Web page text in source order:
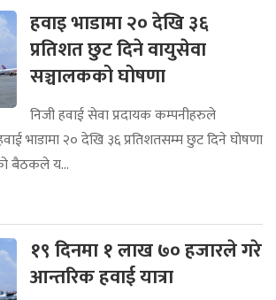
हवाइ भाडामा २० देखि ३६
प्रतिशत छुट दिने वायुसेवा
सञ्चालकको घोषणा
निजी हवाई सेवा प्रदायक कम्पनीहरुले
भाडामा २० देखि ३६ प्रतिशतसम्म छुट दिने घोषणा
बैठकले य...
१९ दिनमा १ लाख ७० हजारले गरे
आन्तरिक हवाई यात्रा